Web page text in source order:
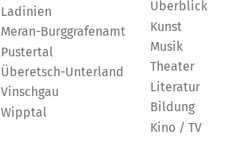
Ladinien
Meran-Burggrafenamt
Pustertal
Überetsch-Unterland
Vinschgau
Wipptal
Überblick
Kunst
Musik
Theater
Literatur
Bildung
Kino / TV